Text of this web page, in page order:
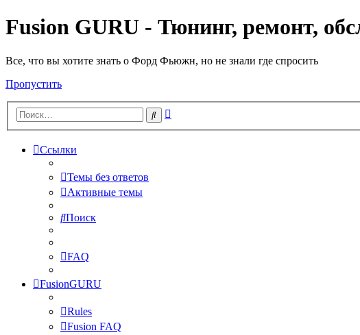
Fusion GURU - Тюнинг, ремонт,
Все, что вы хотите знать о Форд Фьюжн, но не знали где спросить
Пропустить
Поиск
Ссылки
Темы без ответов
Активные темы
Поиск
FAQ
FusionGURU
Rules
Fusion FAQ